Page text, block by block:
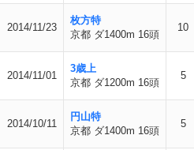
2014/11/23
枚方特
京都 ダ1400m 16頭
10
2014/11/01
3歳上
京都 ダ1200m 16頭
5
2014/10/11
円山特
京都 ダ1400m 16頭
5